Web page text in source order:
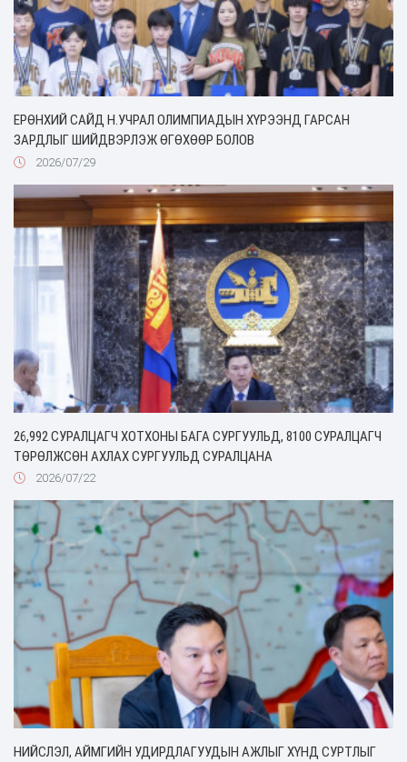
ЕРӨНХИЙ САЙД Н.УЧРАЛ ОЛИМПИАДЫН ХҮРЭЭНД ГАРСАН
ЗАРДЛЫГ ШИЙДВЭРЛЭЖ ӨГӨХӨӨР БОЛОВ
2026/07/29
26,992 СУРАЛЦАГЧ ХОТХОНЫ БАГА СУРГУУЛЬД, 8100 СУРАЛЦАГЧ
ТӨРӨЛЖСӨН АХЛАХ СУРГУУЛЬД СУРАЛЦАНА
2026/07/22
НИЙСЛЭЛ, АЙМГИЙН УДИРДЛАГУУДЫН АЖЛЫГ ХҮНД СУРТЛЫГ